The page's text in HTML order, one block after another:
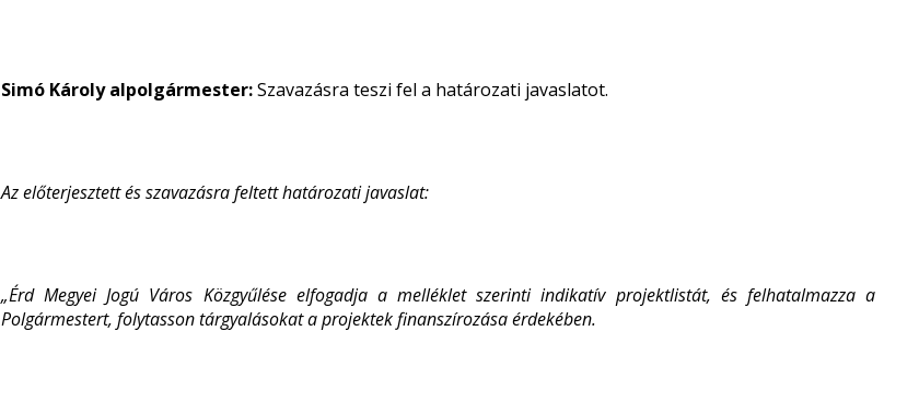
Simó Károly alpolgármester:Szavazásra teszi fel a határozati javaslatot.
Az előterjesztett és szavazásra feltett határozati javaslat:
„Érd Megyei Jogú Város Közgyűlése elfogadja a melléklet szerinti indikatív projektlistát, és felhatalmazza a
Polgármestert, folytasson tárgyalásokat a projektek finanszírozása érdekében.